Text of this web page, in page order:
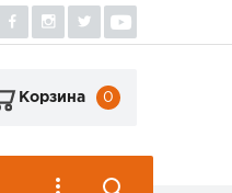
Корзина 0